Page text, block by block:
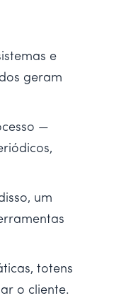
e
geram
—
um
totens
o cliente.